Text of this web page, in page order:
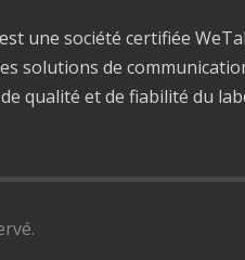
une société certifiée
solutions de
qualité et de fiabilité du